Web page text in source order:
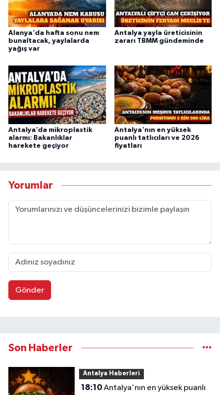
Alanya'da hafta sonu nem
bunaltacak, yaylalarda
yağış var
Antalya yayla üreticisinin
zararı TBMM gündeminde
Antalya’da mikroplastik
alarmı: Bakanlıklar
harekete geçiyor
Antalya'nın en yüksek
puanlı tatlıcıları ve 2026
fiyatları
Yorumlar
Gönder
Son Haberler
Antalya Haberleri
18:10Antalya'nın en yüksek puanlı